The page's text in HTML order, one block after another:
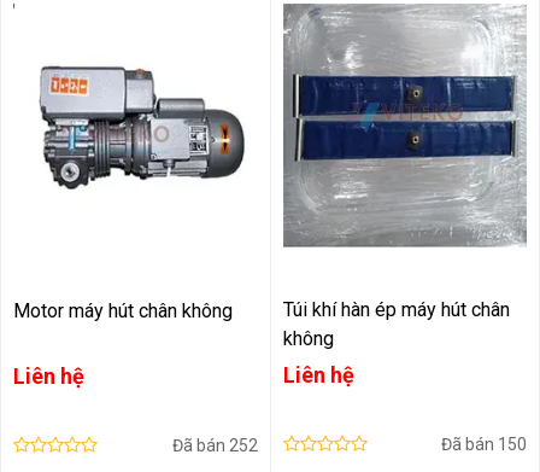
Motor máy hút chân không
Liên hệ
Đã bán 252
Túi khí hàn ép máy hút chân
không
Liên hệ
Đã bán 150